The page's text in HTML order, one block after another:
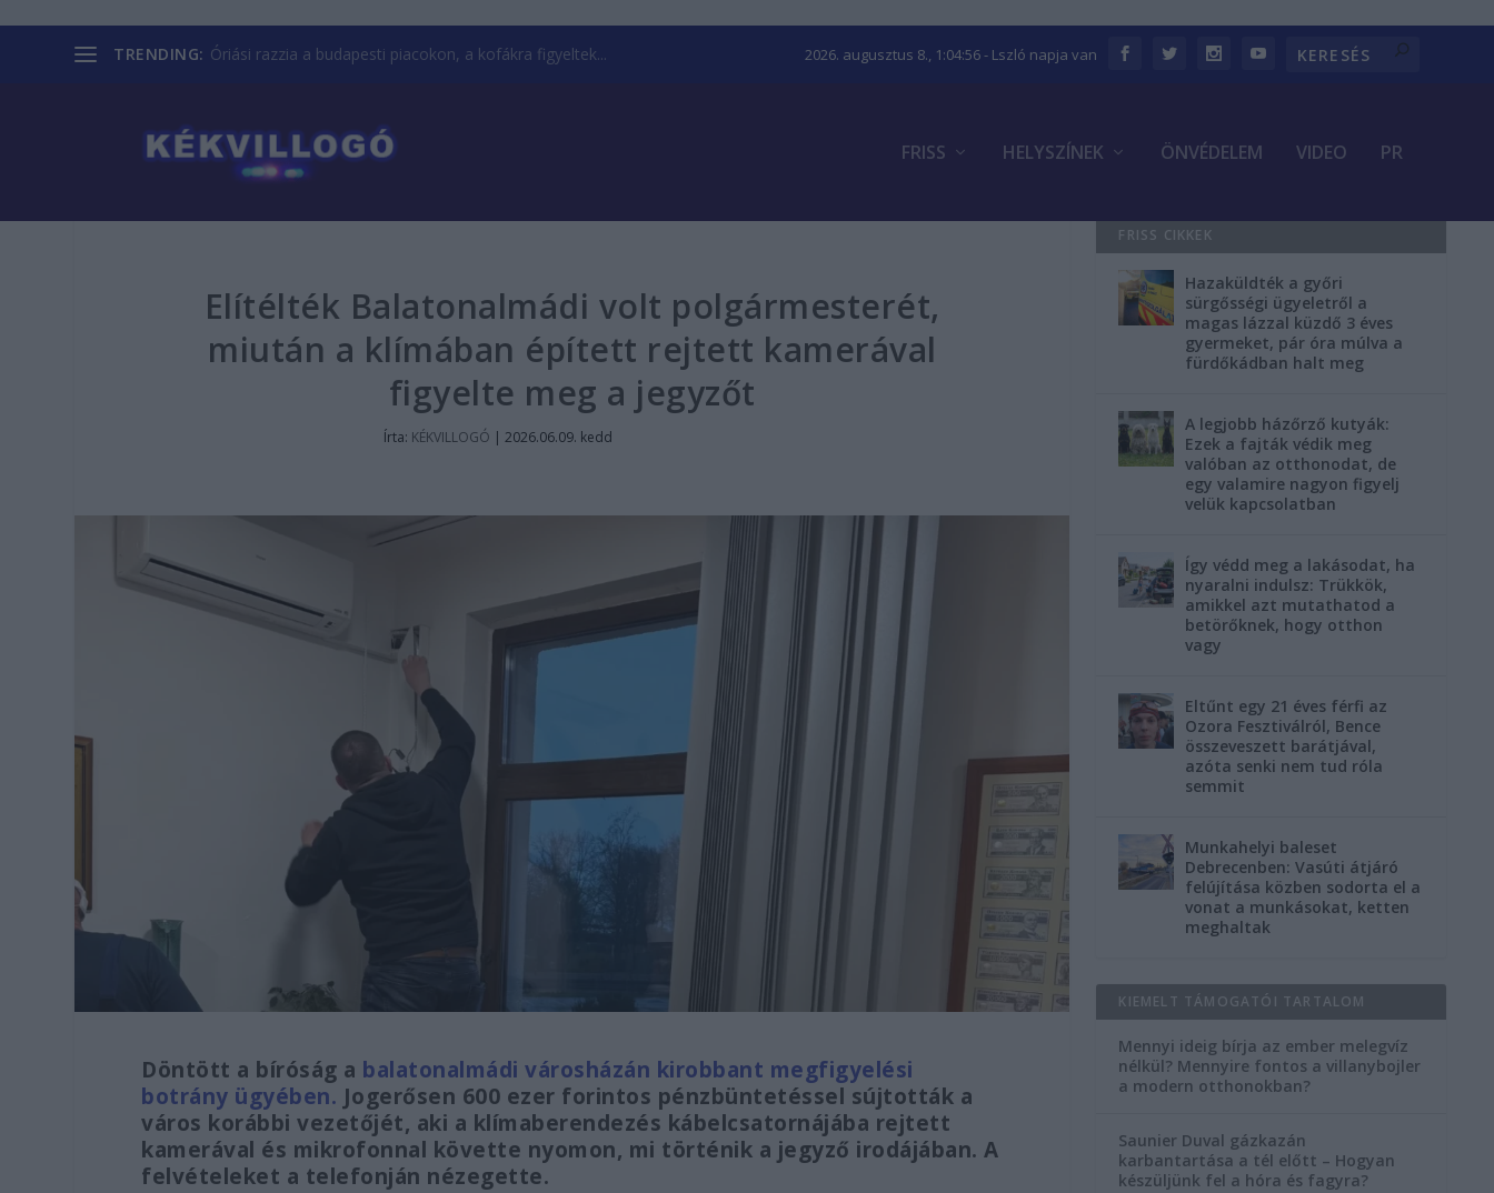
TRENDING: Óriási razzia a budapesti piacokon, a kofákra figyeltek... 2026. augusztus 8., 1:04:56- Lszló napja van
FRISS HELYSZÍNEK ÖNVÉDELEM VIDEO PR
Elítélték Balatonalmádi volt polgármesterét,
miután a klímában épített rejtett kamerával
figyelte meg a jegyzőt
Írta: KÉKVILLOGÓ |2026.06.09. kedd
Döntött a bíróság a balatonalmádi városházán kirobbant megfigyelési
botrány ügyében. Jogerősen 600 ezer forintos pénzbüntetéssel sújtották a
város korábbi vezetőjét, aki a klímaberendezés kábelcsatornájába rejtett
kamerával és mikrofonnal követte nyomon, mi történik a jegyző irodájában. A
felvételeket a telefonján nézegette.
FRISS CIKKEK
Hazaküldték a győri
sürgősségi ügyeletről a
magas lázzal küzdő 3 éves
gyermeket, pár óra múlva a
fürdőkádban halt meg
A legjobb házőrző kutyák:
Ezek a fajták védik meg
valóban az otthonodat, de
egy valamire nagyon figyelj
velük kapcsolatban
Így védd meg a lakásodat, ha
nyaralni indulsz: Trükkök,
amikkel azt mutathatod a
betörőknek, hogy otthon
vagy
Eltűnt egy 21 éves férfi az
Ozora Fesztiválról, Bence
összeveszett barátjával,
azóta senki nem tud róla
semmit
Munkahelyi baleset
Debrecenben: Vasúti átjáró
felújítása közben sodorta el a
vonat a munkásokat, ketten
meghaltak
KIEMELT TÁMOGATÓI TARTALOM
Mennyi ideig bírja az ember melegvíz
nélkül? Mennyire fontos a villanybojler
a modern otthonokban?
Saunier Duval gázkazán
karbantartása a tél előtt – Hogyan
készüljünk fel a hóra és fagyra?